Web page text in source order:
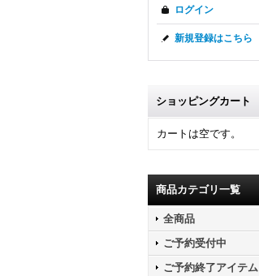
ログイン
新規登録はこちら
ショッピングカート
カートは空です。
商品カテゴリ一覧
全商品
ご予約受付中
ご予約終了アイテム